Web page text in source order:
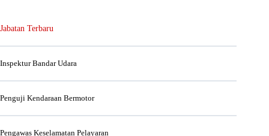
Jabatan Terbaru
Inspektur Bandar Udara
Penguji Kendaraan Bermotor
Pengawas Keselamatan Pelayaran